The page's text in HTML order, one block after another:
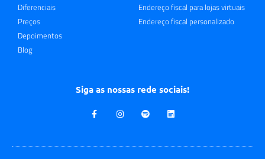
Diferenciais
Preços
Depoimentos
Blog
Endereço fiscal para lojas virtuais
Endereço fiscal personalizado
Siga as nossas rede sociais!